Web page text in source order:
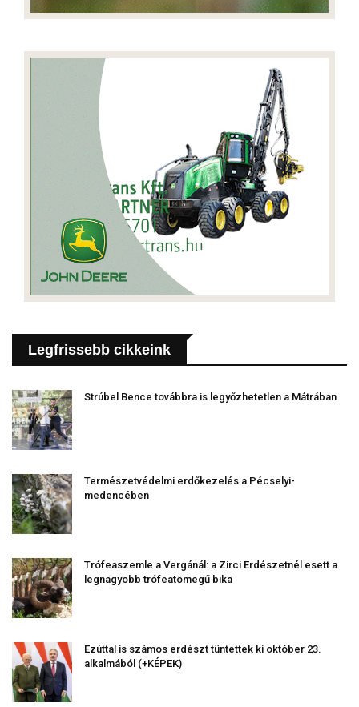
Legfrissebb cikkeink
Strúbel Bence továbbra is legyőzhetetlen a Mátrában
Természetvédelmi erdőkezelés a Pécselyi-
medencében
Trófeaszemle a Vergánál: a Zirci Erdészetnél esett a
legnagyobb trófeatömegű bika
Ezúttal is számos erdészt tüntettek ki október 23.
alkalmából (+KÉPEK)